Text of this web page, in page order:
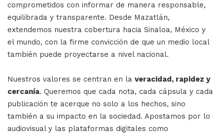
comprometidos con informar de manera responsable,
equilibrada y transparente. Desde Mazatlán,
extendemos nuestra cobertura hacia Sinaloa, México y
el mundo, con la firme convicción de que un medio local
también puede proyectarse a nivel nacional.
Nuestros valores se centran en la veracidad, rapidez y
cercanía. Queremos que cada nota, cada cápsula y cada
publicación te acerque no solo a los hechos, sino
también a su impacto en la sociedad. Apostamos por lo
audiovisual y las plataformas digitales como